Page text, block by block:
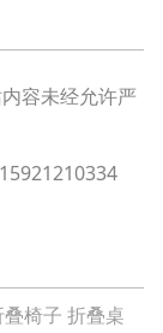
容未经允许严
椅子 折叠桌